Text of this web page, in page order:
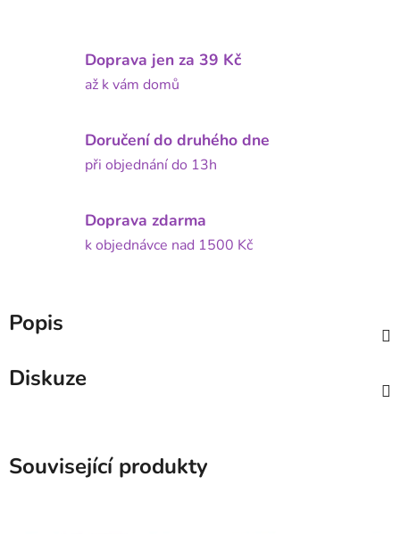
Doprava jen za 39 Kč
až k vám domů
Doručení do druhého dne
při objednání do 13h
Doprava zdarma
k objednávce nad 1500 Kč
Popis
Diskuze
Související produkty